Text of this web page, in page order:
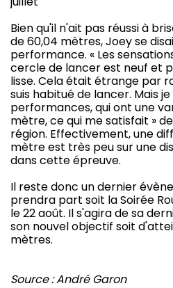
Bien qu'il n'ait pas réussi à
de 60,04 mètres, Joey se
performance. « Les
cercle de lancer est neuf et
lisse. Cela était étrange par
suis habitué de lancer. Mais
performances, qui ont une
mètre, ce qui me satisfait »
région. Effectivement, une
mètre est très peu sur une
dans cette épreuve.
Il reste donc un dernier
prendra part soit la Soirée
le 22 août. Il s'agira de sa
son nouvel objectif soit
mètres.
Source : André Garon